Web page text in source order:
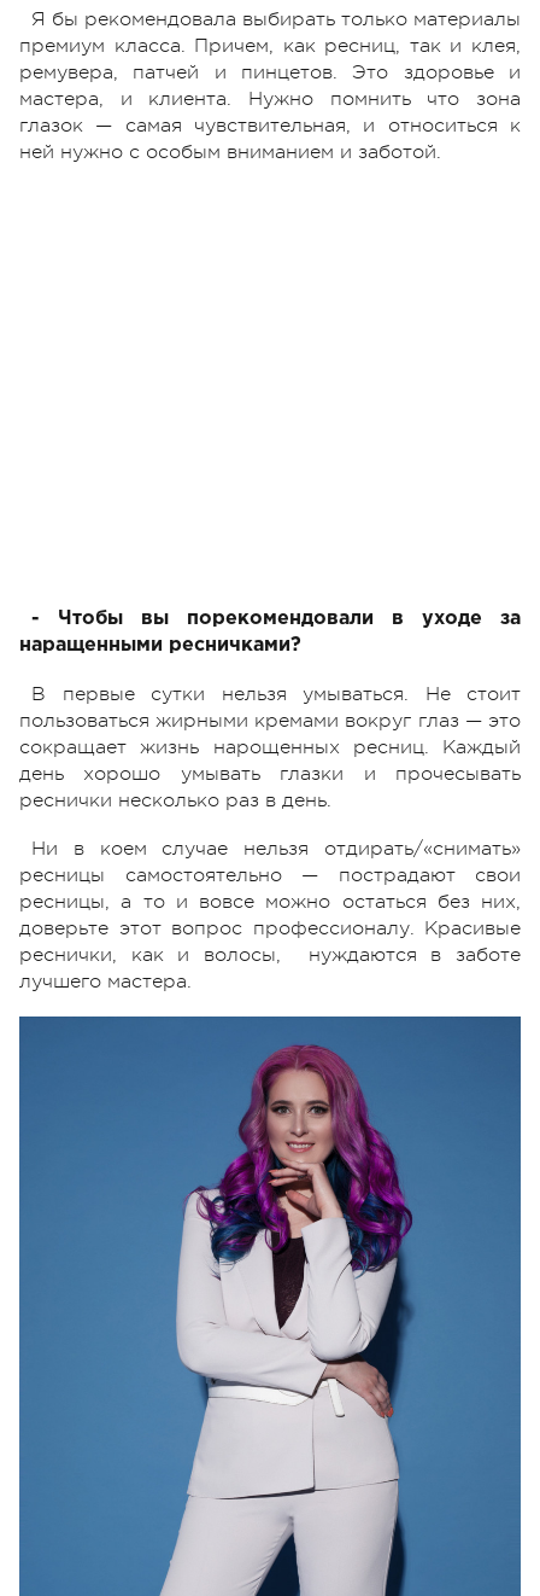
Я бы рекомендовала выбирать только материалы
премиум класса. Причем, как ресниц, так и клея,
ремувера, патчей и пинцетов. Это здоровье и
мастера, и клиента. Нужно помнить что зона
глазок — самая чувствительная, и относиться к
ней нужно с особым вниманием и заботой.
- Чтобы вы порекомендовали в уходе за
наращенными ресничками?
В первые сутки нельзя умываться. Не стоит
пользоваться жирными кремами вокруг глаз — это
сокращает жизнь нарощенных ресниц. Каждый
день хорошо умывать глазки и прочесывать
реснички несколько раз в день.
Ни в коем случае нельзя отдирать/«снимать»
ресницы самостоятельно — пострадают свои
ресницы, а то и вовсе можно остаться без них,
доверьте этот вопрос профессионалу. Красивые
реснички, как и волосы, нуждаются в заботе
лучшего мастера.